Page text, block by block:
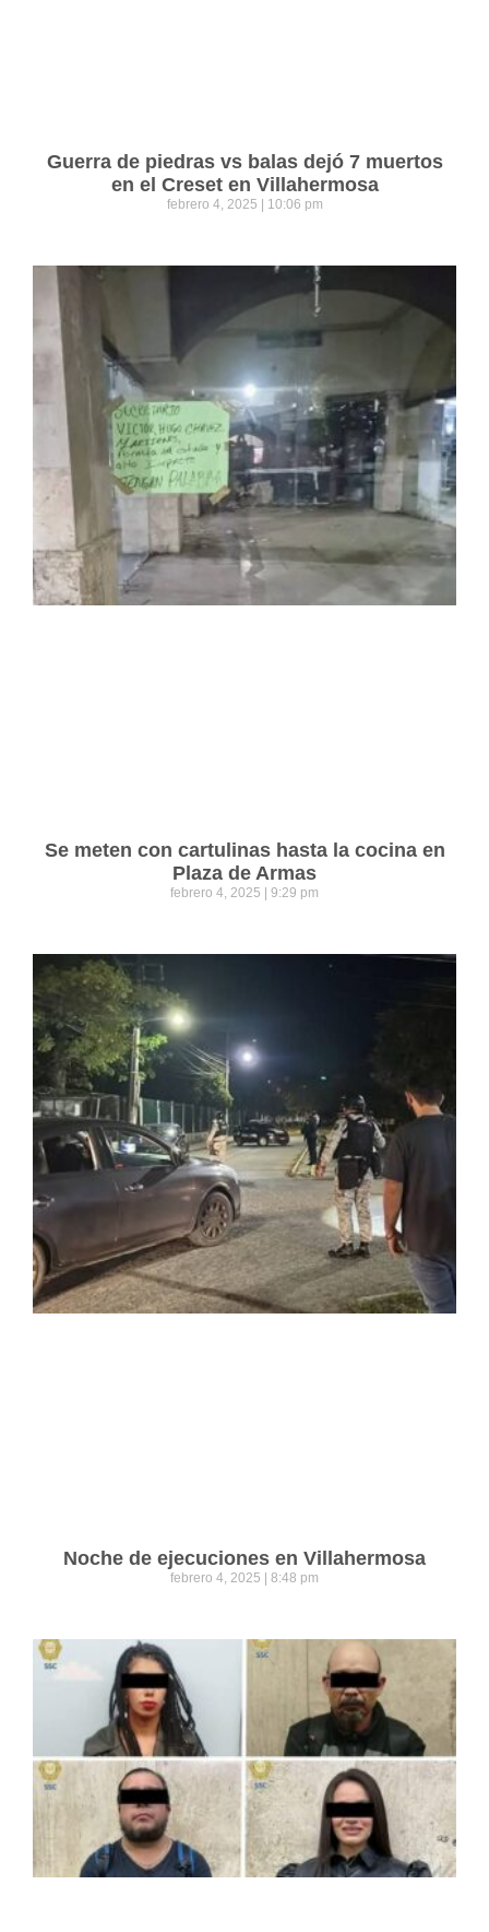
Guerra de piedras vs balas dejó 7 muertos
en el Creset en Villahermosa
febrero 4, 2025 10:06 pm
Se meten con cartulinas hasta la cocina en
Plaza de Armas
febrero 4, 2025 9:29 pm
Noche de ejecuciones en Villahermosa
febrero 4, 2025 8:48 pm